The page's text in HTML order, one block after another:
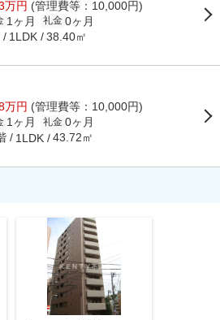
万円 (管理費等：10,000円)
1ヶ月 礼金 0ヶ月
1LDK 38.40㎡
万円 (管理費等：10,000円)
1ヶ月 礼金 0ヶ月
1LDK 43.72㎡